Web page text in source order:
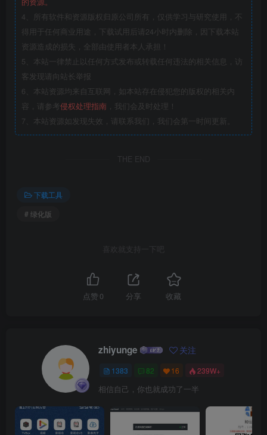
4、所有软件和资源版权归原公司所有，仅供学习与研究使用，不
得用于任何商业用途，下载试用后请24小时内删除，因下载本站
资源造成的损失，全部由使用者本人承担！
5、本站一律禁止以任何方式发布或转载任何违法的相关信息，访
客发现请向站长举报
6、本站资源均来自互联网，如本站存在侵犯您的版权的相关内
容，请参考侵权处理指南 ，我们会及时处理！
7、本站资源如发现失效，请联系我们，我们会第一时间更新。
THE END
下载工具
# 绿化版
喜欢就支持一下吧
点赞 0 分享 收藏
zhiyunge 关注
1383 82 16 239W+
相信自己，你也就成功了一半